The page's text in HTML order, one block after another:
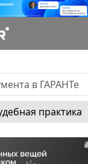
практика